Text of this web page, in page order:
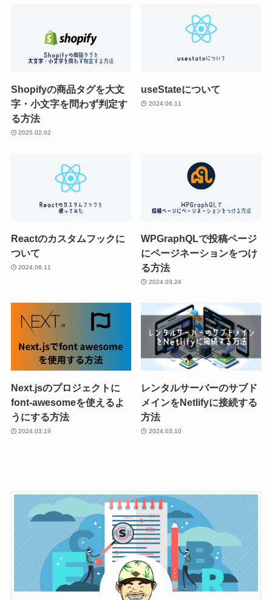
Shopifyの商品タグを大文
字・小文字を問わず判定す
る方法
2025.02.02
useStateについて
2024.06.11
Reactのカスタムフックに
ついて
2024.06.11
WPGraphQLで投稿ページ
にページネーションをつけ
る方法
2024.03.24
Next.jsのプロジェクトに
font-awesomeを使えるよ
うにする方法
2024.03.19
レンタルサーバーのサブド
メインをNetlifyに接続する
方法
2024.03.10